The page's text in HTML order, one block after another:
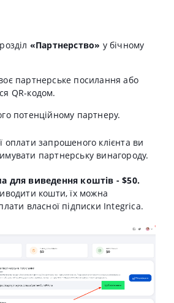
«Партнерство» у бічному
партнерське посилання або
QR-кодом.
потенційному партнеру.
оплати запрошеного клієнта ви
партнерську винагороду.
для виведення коштів - $50.
кошти, їх можна
власної підписки Integrica.